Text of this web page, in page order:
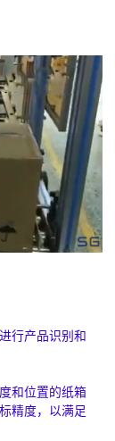
行产品识别和
和位置的纸箱
精度，以满足